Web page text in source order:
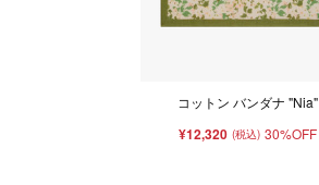
コットン バンダナ "Nia"
¥12,320 (税込) 30%OFF